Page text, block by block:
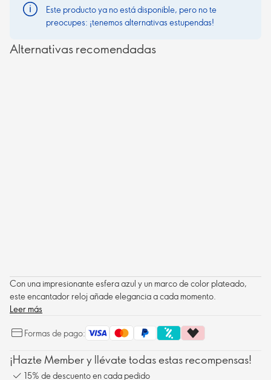
Este producto ya no está disponible, pero no te
preocupes: ¡tenemos alternativas estupendas!
Alternativas recomendadas
Con una impresionante esfera azul y un marco de color plateado,
este encantador reloj añade elegancia a cada momento.
Leer más
Formas de pago:
¡Hazte Member y llévate todas estas recompensas!
15% de descuento en cada pedido